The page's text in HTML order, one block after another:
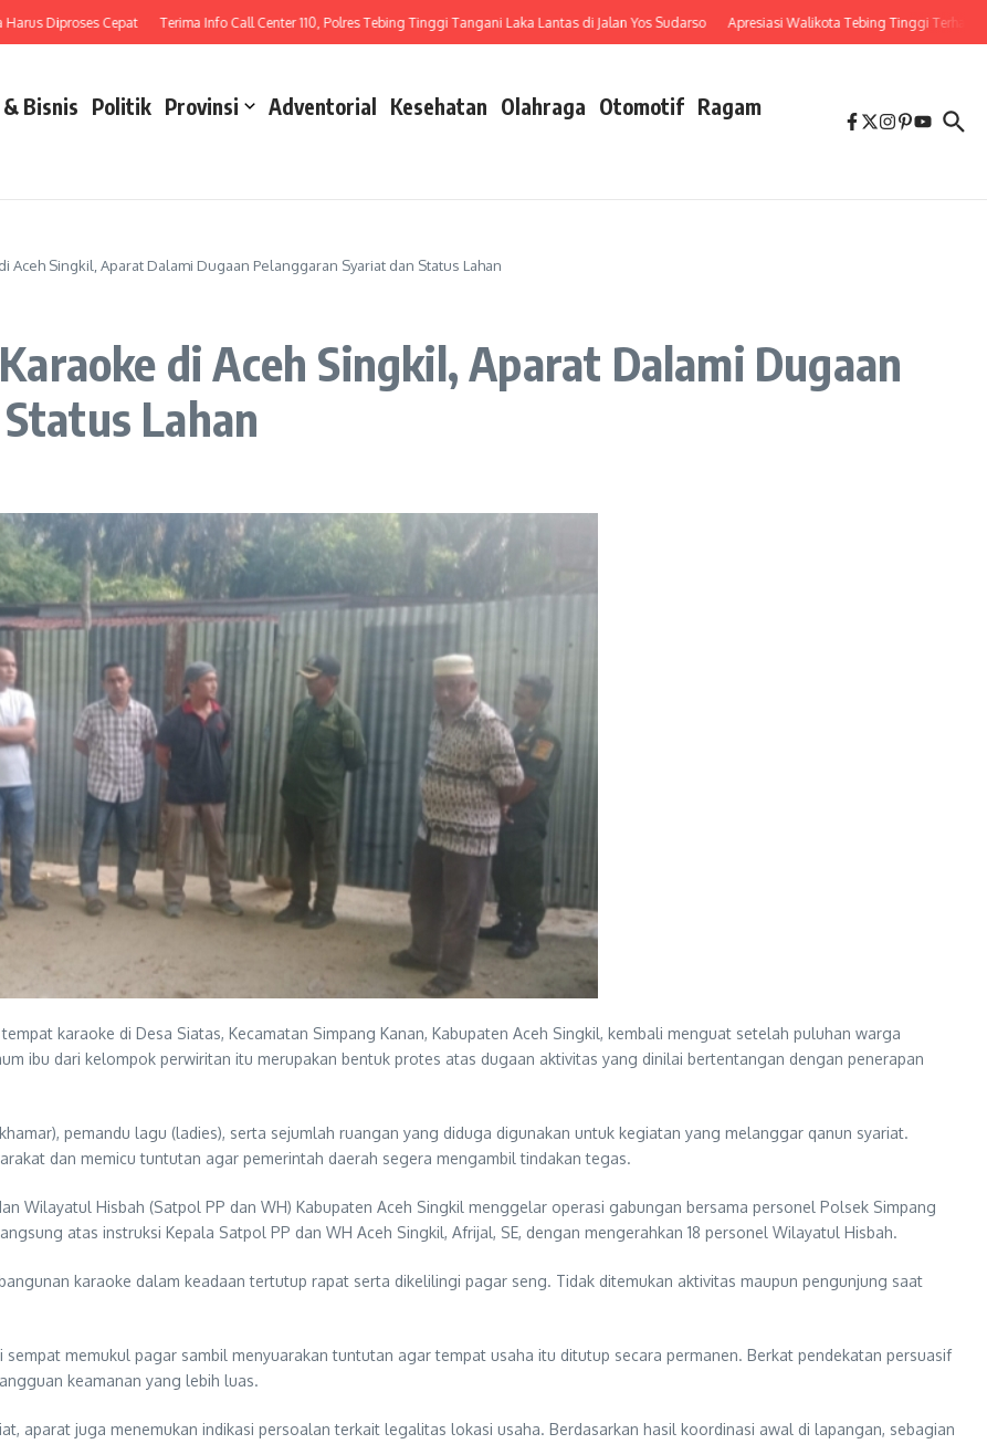
Diproses Cepat Terima Info Call Center 110, Polres Tebing Tinggi Tangani Laka Lantas di Jalan Yos Sudarso Apresiasi Walikota Tebing Tinggi Terhadap
Bisnis Politik Provinsi Adventorial Kesehatan Olahraga Otomotif Ragam
Aceh Singkil, Aparat Dalami Dugaan Pelanggaran Syariat dan Status Lahan
di Aceh Singkil, Aparat Dalami Dugaan
Lahan
karaoke di Desa Siatas, Kecamatan Simpang Kanan, Kabupaten Aceh Singkil, kembali menguat setelah puluhan warga
ibu dari kelompok perwiritan itu merupakan bentuk protes atas dugaan aktivitas yang dinilai bertentangan dengan penerapan
pemandu lagu (ladies), serta sejumlah ruangan yang diduga digunakan untuk kegiatan yang melanggar qanun syariat.
dan memicu tuntutan agar pemerintah daerah segera mengambil tindakan tegas.
Wilayatul Hisbah (Satpol PP dan WH) Kabupaten Aceh Singkil menggelar operasi gabungan bersama personel Polsek Simpang
atas instruksi Kepala Satpol PP dan WH Aceh Singkil, Afrijal, SE, dengan mengerahkan 18 personel Wilayatul Hisbah.
karaoke dalam keadaan tertutup rapat serta dikelilingi pagar seng. Tidak ditemukan aktivitas maupun pengunjung saat
memukul pagar sambil menyuarakan tuntutan agar tempat usaha itu ditutup secara permanen. Berkat pendekatan persuasif
keamanan yang lebih luas.
aparat juga menemukan indikasi persoalan terkait legalitas lokasi usaha. Berdasarkan hasil koordinasi awal di lapangan, sebagian